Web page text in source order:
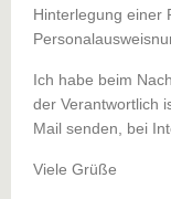
Hinterlegung einer
Ich habe beim
der Verantwortlich
Mail senden, bei
Viele Grüße